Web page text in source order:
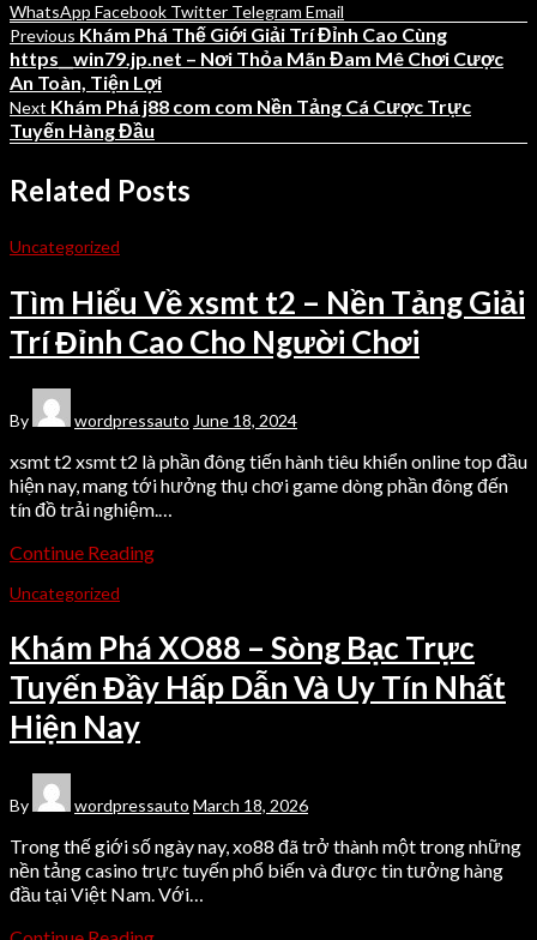
WhatsApp Facebook Twitter Telegram Email
Previous Khám Phá Thế Giới Giải Trí Đỉnh Cao Cùng
https__win79.jp.net – Nơi Thỏa Mãn Đam Mê Chơi Cược
An Toàn, Tiện Lợi
Next Khám Phá j88 com com Nền Tảng Cá Cược Trực
Tuyến Hàng Đầu
Related Posts
Uncategorized
Tìm Hiểu Về xsmt t2 – Nền Tảng Giải
Trí Đỉnh Cao Cho Người Chơi
By wordpressauto June 18, 2024
xsmt t2 xsmt t2 là phần đông tiến hành tiêu khiển online top đầu
hiện nay, mang tới hưởng thụ chơi game dòng phần đông đến
tín đồ trải nghiệm.…
Continue Reading
Uncategorized
Khám Phá XO88 – Sòng Bạc Trực
Tuyến Đầy Hấp Dẫn Và Uy Tín Nhất
Hiện Nay
By wordpressauto March 18, 2026
Trong thế giới số ngày nay, xo88 đã trở thành một trong những
nền tảng casino trực tuyến phổ biến và được tin tưởng hàng
đầu tại Việt Nam. Với…